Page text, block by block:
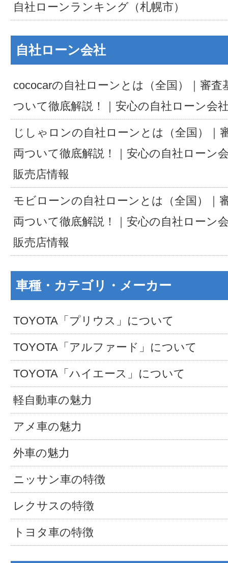
自社ローンランキング（札幌市）
自社ローン会社
cococarの自社ローンとは（全国）｜審査
ついて徹底解説！｜安心の自社ローン会
じしゃロンの自社ローンとは（全国）｜
両ついて徹底解説！｜安心の自社ローン
販売店情報
モビローンの自社ローンとは（全国）｜
両ついて徹底解説！｜安心の自社ローン
販売店情報
車種・カテゴリ・メーカー
TOYOTA「プリウス」について
TOYOTA「アルファード」について
TOYOTA「ハイエース」について
軽自動車の魅力
アメ車の魅力
外車の魅力
ニッサン車の特徴
レクサスの特徴
トヨタ車の特徴